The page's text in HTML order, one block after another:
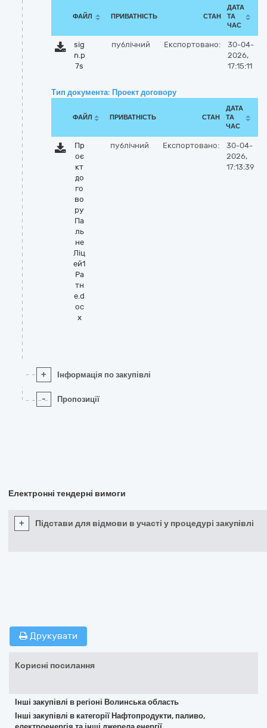
ФАЙЛ ПРИВАТНІСТЬ СТАН
ДАТА
ТА
ЧАС
sig
n.p
7s
публічний Експортовано:
30-04-
2026,
17:15:11
Тип документа: Проект договору
ФАЙЛ ПРИВАТНІСТЬ СТАН
ДАТА
ТА
ЧАС
Пр
оє
кт
до
го
во
ру
Па
ль
не
Ліц
ей1
Ра
тн
е.d
oc
x
публічний Експортовано:
30-04-
2026,
17:13:39
+ Інформація по закупівлі
- Пропозиції
Електронні тендерні вимоги
+ Підстави для відмови в участі у процедурі закупівлі
Друкувати
Корисні посилання
Інші закупівлі в регіоні Волинська область
Інші закупівлі в категорії Нафтопродукти, паливо,